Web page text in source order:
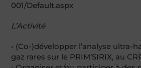
001/Default.aspx
L’Activité
• (Co-)développer l’analyse ultra-
gaz rares sur le PRIM’SIRIX, au